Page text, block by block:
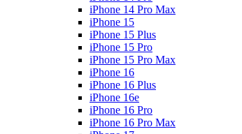
iPhone 14 Pro Max
iPhone 15
iPhone 15 Plus
iPhone 15 Pro
iPhone 15 Pro Max
iPhone 16
iPhone 16 Plus
iPhone 16e
iPhone 16 Pro
iPhone 16 Pro Max